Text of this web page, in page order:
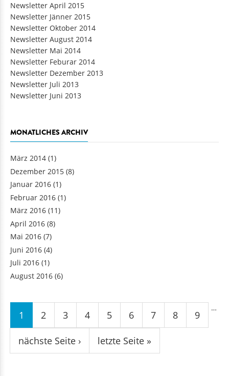
Newsletter April 2015
Newsletter Jänner 2015
Newsletter Oktober 2014
Newsletter August 2014
Newsletter Mai 2014
Newsletter Feburar 2014
Newsletter Dezember 2013
Newsletter Juli 2013
Newsletter Juni 2013
MONATLICHES ARCHIV
März 2014 (1)
Dezember 2015 (8)
Januar 2016 (1)
Februar 2016 (1)
März 2016 (11)
April 2016 (8)
Mai 2016 (7)
Juni 2016 (4)
Juli 2016 (1)
August 2016 (6)
Seiten
1 2 3 4 5 6 7 8 9
…
nächste Seite › letzte Seite »